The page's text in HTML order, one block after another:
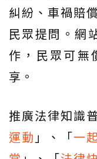
糾紛、車禍賠
民眾提問。網
作，民眾可無
享。
推廣法律知識
運動 」、「一